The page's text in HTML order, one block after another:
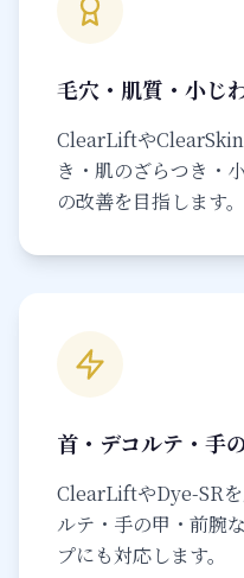
毛穴・肌質・小じ
ClearLiftや
き・肌のざらつき・
の改善を目指します。
首・デコルテ・手
ClearLiftやDye-SRを
ルテ・手の甲・前腕
プにも対応します。